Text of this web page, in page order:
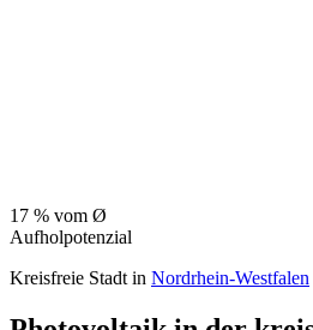
17 % vom Ø
Aufholpotenzial
Kreisfreie Stadt in Nordrhein-Westfalen